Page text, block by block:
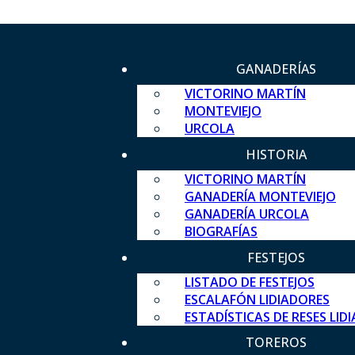
GANADERÍAS
VICTORINO MARTÍN
MONTEVIEJO
URCOLA
HISTORIA
VICTORINO MARTÍN
GANADERÍA MONTEVIEJO
GANADERÍA URCOLA
BIOGRAFÍAS
FESTEJOS
LISTADO DE FESTEJOS
ESCALAFÓN LIDIADORES
ESTADÍSTICAS DE RESES
TOREROS